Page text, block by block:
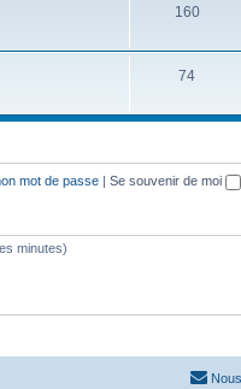
160
74
mot de passe | Se souvenir de moi
minutes)